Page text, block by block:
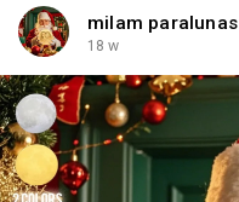
milam paralunas
18 w